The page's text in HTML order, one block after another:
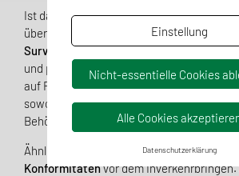
Ist das Produkt in Verkehr gebracht
überwacht werden. Dies erfolgt aktiv über
Surveillance-Systemin Zusammenarbeit
und passiv über das
Vigilanzsystem . Hier
auf Rückmeldungen aus dem Markt
sowohl schriftlich registrieren als auch an
Behörde weiterleiten.
Ähnliches gilt auch für dieEntdeckung
Konformitätenvor dem Inverkehrbringen.
Einstellung
Nicht-essentielle Cookies
Alle Cookies
Datenschutzerklärung